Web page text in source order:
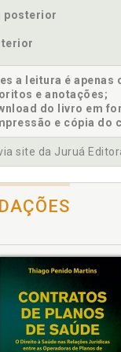
Função
p. 85
Princípio da
vértice
social dos
teóricas sobre
entre particulares,
social do
pessoa
efetivação mí-
pessoa
posterior
a leitura é apenas
e anotações;
do livro em
e cópia do
site da Juruá